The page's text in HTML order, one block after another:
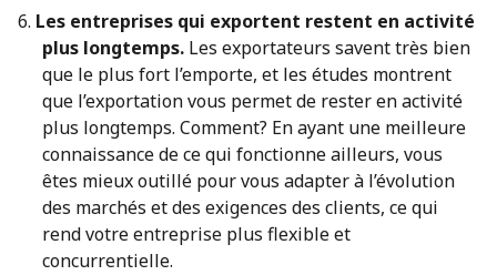
Les entreprises qui exportent restent en activité
plus longtemps. Les exportateurs savent très bien
que le plus fort l’emporte, et les études montrent
que l’exportation vous permet de rester en activité
plus longtemps. Comment? En ayant une meilleure
connaissance de ce qui fonctionne ailleurs, vous
êtes mieux outillé pour vous adapter à l’évolution
des marchés et des exigences des clients, ce qui
rend votre entreprise plus flexible et
concurrentielle.